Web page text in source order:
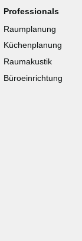
Professionals
Raumplanung
Küchenplanung
Raumakustik
Büroeinrichtung